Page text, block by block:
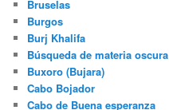
Bruselas
Burgos
Burj Khalifa
Búsqueda de materia oscura
Buxoro (Bujara)
Cabo Bojador
Cabo de Buena esperanza